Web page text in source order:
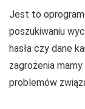
Jest to
poszukiwaniu
hasła czy dane
zagrożenia
problemów